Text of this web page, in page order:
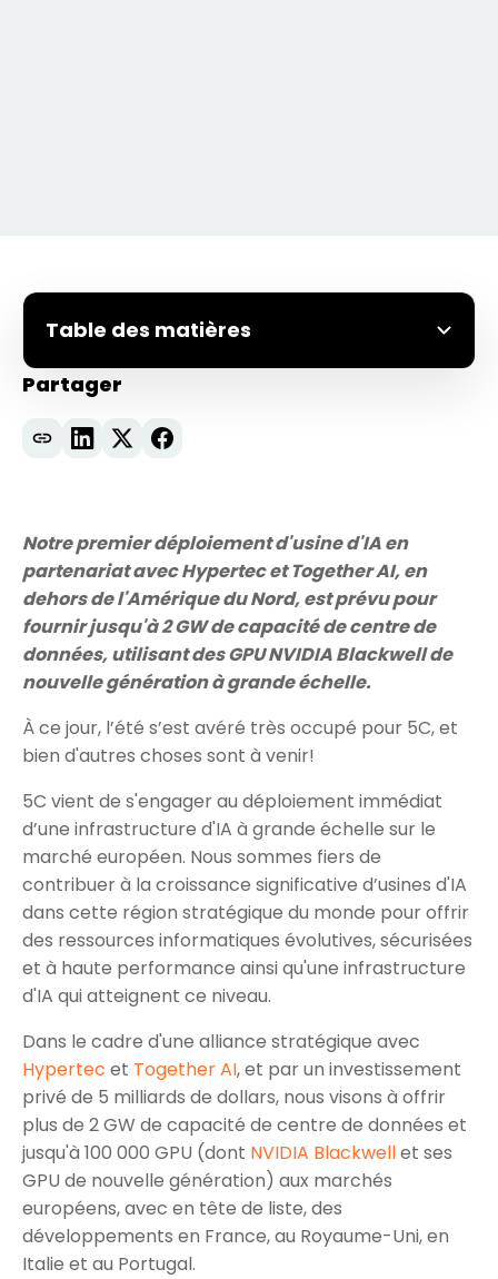
Table des matières
Poursuivre l'élan : Retour à Paris pour le
RAISE Summit
Partager
Notre premier déploiement d'usine d'IA en
partenariat avec Hypertec et Together AI, en
dehors de l'Amérique du Nord, est prévu pour
fournir jusqu'à 2 GW de capacité de centre de
données, utilisant des GPU NVIDIA Blackwell de
nouvelle génération à grande échelle.
À ce jour, l’été s’est avéré très occupé pour 5C, et
bien d'autres choses sont à venir!
5C vient de s'engager au déploiement immédiat
d’une infrastructure d'IA à grande échelle sur le
marché européen. Nous sommes fiers de
contribuer à la croissance significative d’usines d'IA
dans cette région stratégique du monde pour offrir
des ressources informatiques évolutives, sécurisées
et à haute performance ainsi qu'une infrastructure
d'IA qui atteignent ce niveau.
Dans le cadre d'une alliance stratégique avec
Hypertec et Together AI, et par un investissement
privé de 5 milliards de dollars, nous visons à offrir
plus de 2 GW de capacité de centre de données et
jusqu'à 100 000 GPU (dont NVIDIA Blackwellet ses
GPU de nouvelle génération) aux marchés
européens, avec en tête de liste, des
développements en France, au Royaume-Uni, en
Italie et au Portugal.